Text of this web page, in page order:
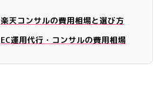
楽天コンサルの費用相場と選び方
EC運用代行・コンサルの費用相場